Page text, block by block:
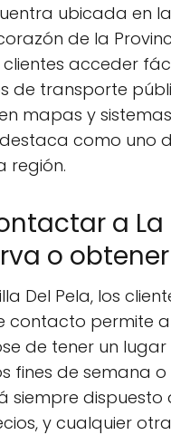
ubicada en
de la
acceder
de transporte
mapas y
destaca como
región.
a La
o
Del Pela, los
contacto permite
de tener un
fines de semana
siempre
y cualquier